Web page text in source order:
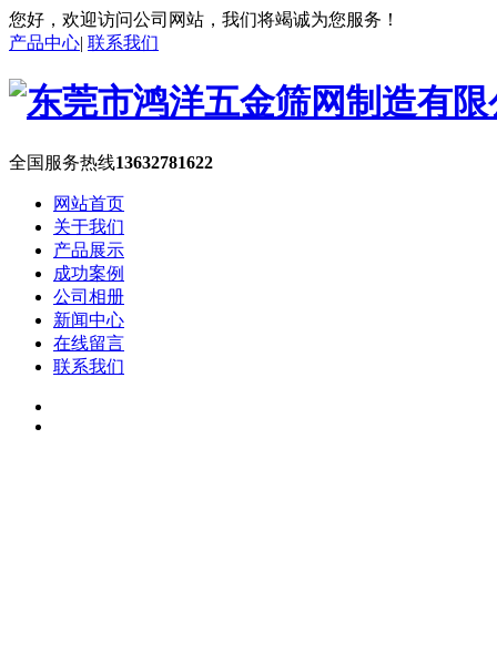
您好，欢迎访问公司网站，我们将竭诚为您服务！
产品中心| 联系我们
全国服务热线13632781622
网站首页
关于我们
产品展示
成功案例
公司相册
新闻中心
在线留言
联系我们